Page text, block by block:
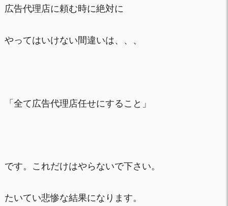
広告代理店に頼む時に絶対に
やってはいけない間違いは、、、
「全て広告代理店任せにすること」
です。これだけはやらないで下さい。
たいてい悲惨な結果になります。